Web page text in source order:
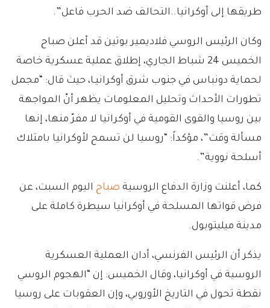
طريقها إلى أوكرانيا..التحالف ضد الحرب فاعل”.
وكان الرئيس الروسي فلاديمير بوتين قد أعلن صباح
الخميس 24 شباط الجاري، إطلاق عملية عسكرية خاصة
لحماية دونباس في جنوب شرق أوكرانيـا، حيث قال: “مجمل
تطورات الأحداث وتحليل المعلومات يظهر أنّ المواجهة
بين روسيا والقوى القومية في أوكرانيا لا مفرّ منها، إنها
مسألة وقت”، مؤكداً: “روسيا لن تسمح لأوكرانيا بامتلاك
أسلحة نووية”.
كما، أعلنت وزارة الدفاع الروسية صباح اليوم السبت، عن
فرض قواتها المسلحة في أوكرانيا سيطرة كاملة على
مدينة ميليتوبول.
يذكر أن الرئيس الفرنسي، أدان العملية العسكرية
الروسية في أوكرانيا، وقال الخميس: إن “الهجوم الروسي
نقطة تحول في التاريخ الأوروبي، وإن العقوبات على روسيا